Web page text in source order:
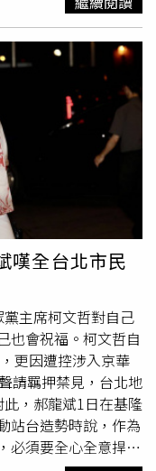
力。
知道「
基隆東岸商
市政府勝訴？
基隆地方法院宣判
訴的結果滿不滿
36.63％拒絕或不知
黨幕後政治操作的問
、24.6％不同意、
，整體同意比例達
數民意顯示，認同
郝龍斌分析，民進黨
熱身，等明年2月再
立委席次、裂解藍
。
？」立委吳春城表
嗎？民進黨堆積如山
先辦一辦？立委張啓
700萬」、一下
該出面更正，把話
民，今天聲援柯文哲
出現；立委林國成痛
助紂為虐，本會期
受到的折磨，讓大
用政治手法操弄、對
在市府共事三年，戮
柯文哲也不會要求
年前他站出來反對
後的今天要跟民進
檢調、部分媒體不惜
良善，「我們絕對不
黨立委徐巧芯用公
蕭旭岑提到，「超思
端疫苗案」民進黨官
員具名舉報綠媒介入
新潮流大老用ATM轉
全台北市民
主席柯文哲對自己
也會祝福。柯文哲自
更因遭控涉入京華
請羈押禁見，台北地
，郝龍斌1日在基隆
站台造勢時說，作為
必須要全心全意捍衛